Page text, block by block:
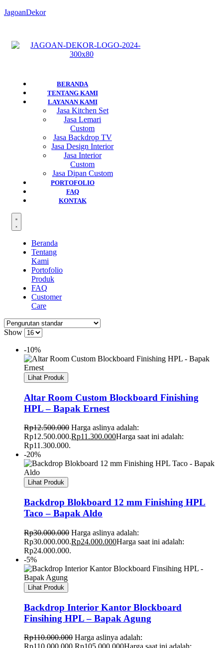
JagoanDekor
BERANDA
TENTANG KAMI
LAYANAN KAMI
Jasa Kitchen Set
Jasa Lemari
Custom
Jasa Backdrop TV
Jasa Design Interior
Jasa Interior
Custom
Jasa Dipan Custom
PORTOFOLIO
FAQ
KONTAK
Beranda
Tentang
Kami
Portofolio
Produk
FAQ
Customer
Care
Show
-10%
Lihat Produk
Altar Room Custom Blockboard Finishing
HPL – Bapak Ernest
Rp12.500.000 Harga aslinya adalah:
Rp12.500.000.Rp11.300.000Harga saat ini adalah:
Rp11.300.000.
-20%
Lihat Produk
Backdrop Blokboard 12 mm Finishing HPL
Taco – Bapak Aldo
Rp30.000.000 Harga aslinya adalah:
Rp30.000.000.Rp24.000.000Harga saat ini adalah:
Rp24.000.000.
-5%
Lihat Produk
Backdrop Interior Kantor Blockboard
Finsihing HPL – Bapak Agung
Rp110.000.000 Harga aslinya adalah: